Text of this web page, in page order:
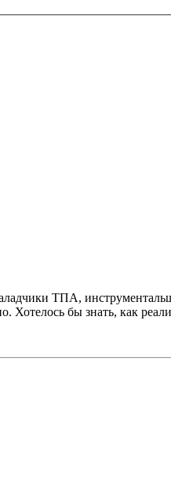
ТПА,
Хотелось бы знать, как